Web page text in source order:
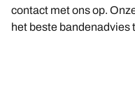
contact met ons op.
het beste bandenadvies